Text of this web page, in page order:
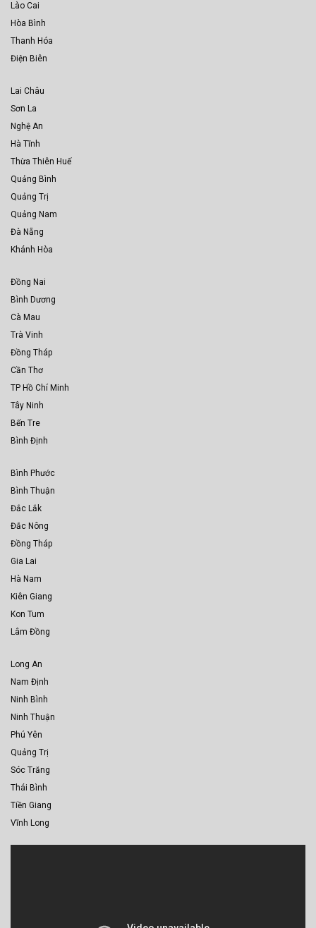
Lào Cai
Hòa Bình
Thanh Hóa
Điện Biên
Lai Châu
Sơn La
Nghệ An
Hà Tĩnh
Thừa Thiên Huế
Quảng Bình
Quảng Trị
Quảng Nam
Đà Nẵng
Khánh Hòa
Đồng Nai
Bình Dương
Cà Mau
Trà Vinh
Đồng Tháp
Cần Thơ
TP Hồ Chí Minh
Tây Ninh
Bến Tre
Bình Định
Bình Phước
Bình Thuận
Đắc Lắk
Đắc Nông
Đồng Tháp
Gia Lai
Hà Nam
Kiên Giang
Kon Tum
Lâm Đồng
Long An
Nam Định
Ninh Bình
Ninh Thuận
Phú Yên
Quảng Trị
Sóc Trăng
Thái Bình
Tiền Giang
Vĩnh Long